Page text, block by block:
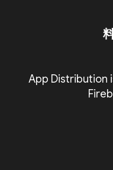
App Distribution